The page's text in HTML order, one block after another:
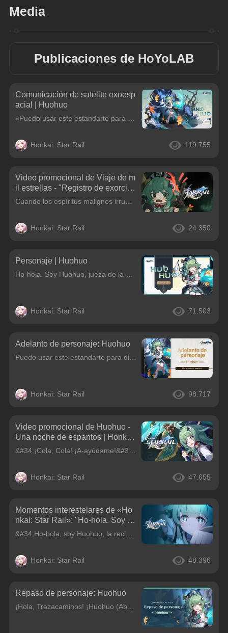
Media
Publicaciones de HoYoLAB
Comunicación de satélite exoesp
acial | Huohuo
Honkai: Star Rail 119.755
Video promocional de Viaje de m
il estrellas - "Registro de exorcis
mos del Jardín del Sosiego" | «H
onkai: Star Rail»
Honkai: Star Rail 24.350
Personaje | Huohuo
Honkai: Star Rail 71.503
Adelanto de personaje: Huohuo
Honkai: Star Rail 98.717
Video promocional de Huohuo -
Una noche de espantos | Honkai:
Star Rail
Honkai: Star Rail 47.655
Momentos interestelares de «Ho
nkai: Star Rail»: "Ho-hola. Soy H
uohuo".
Honkai: Star Rail 48.396
Repaso de personaje: Huohuo
¡Hola, Trazacaminos! ¡Huohuo (Abundancia: Viento) volverá pronto! ¡Ven a echar un vistazo conmigo!